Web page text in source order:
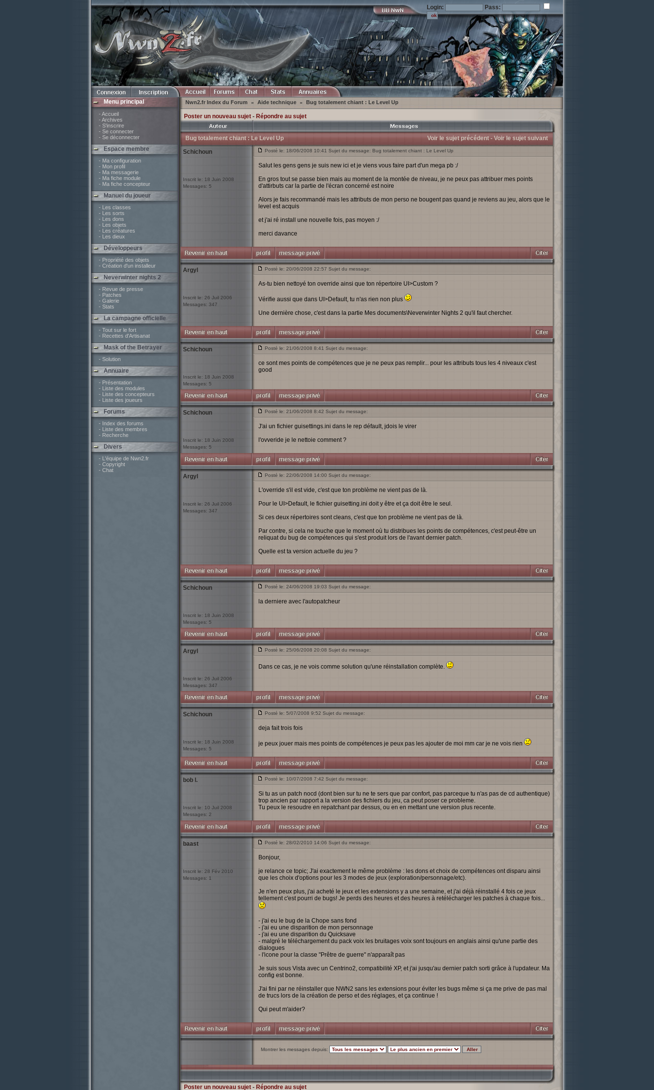
Login: Pass:
Menu principal
- Accueil
- Archives
- S'inscrire
- Se connecter
- Se déconnecter
Espace membre
- Ma configuration
- Mon profil
- Ma messagerie
- Ma fiche module
- Ma fiche concepteur
Manuel du joueur
- Les classes
- Les sorts
- Les dons
- Les objets
- Les créatures
- Les dieux
Développeurs
- Propriété des objets
- Création d'un installeur
Neverwinter nights 2
- Revue de presse
- Patches
- Galerie
- Stats
La campagne officielle
- Tout sur le fort
- Recettes d'Artisanat
Mask of the Betrayer
- Solution
Annuaire
- Présentation
- Liste des modules
- Liste des concepteurs
- Liste des joueurs
Forums
- Index des forums
- Liste des membres
- Recherche
Divers
- L'équipe de Nwn2.fr
- Copyright
- Chat
Nwn2.fr Index du Forum » Aide technique » Bug totalement chiant : Le Level Up
Poster un nouveau sujet- Répondre au sujet
Bug totalement chiant : Le Level Up Voir le sujet précédent - Voir le sujet suivant
Schichoun
Inscrit le: 18 Juin 2008
Messages: 5
Posté le: 18/06/2008 10:41 Sujet du message: Bug totalement chiant : Le Level Up
Salut les gens gens je suis new ici et je viens vous faire part d'un mega pb :/
En gros tout se passe bien mais au moment de la montée de niveau, je ne peux pas attribuer mes points
d'attirbuts car la partie de l'écran concerné est noire
Alors je fais recommandé mais les attributs de mon perso ne bougent pas quand je reviens au jeu, alors que le
level est acquis
et j'ai ré install une nouvelle fois, pas moyen :/
merci davance
Argyl
Inscrit le: 26 Juil 2006
Messages: 347
Posté le: 20/06/2008 22:57 Sujet du message:
As-tu bien nettoyé ton override ainsi que ton répertoire UI>Custom ?
Vérifie aussi que dans UI>Default, tu n'as rien non plus
Une dernière chose, c'est dans la partie Mes documents\Neverwinter Nights 2 qu'il faut chercher.
Schichoun
Inscrit le: 18 Juin 2008
Messages: 5
Posté le: 21/06/2008 8:41 Sujet du message:
ce sont mes points de compétences que je ne peux pas remplir... pour les attributs tous les 4 niveaux c'est
good
Schichoun
Inscrit le: 18 Juin 2008
Messages: 5
Posté le: 21/06/2008 8:42 Sujet du message:
J'ai un fichier guisettings.ini dans le rep défault, jdois le virer
l'ovveride je le nettoie comment ?
Argyl
Inscrit le: 26 Juil 2006
Messages: 347
Posté le: 22/06/2008 14:00 Sujet du message:
L'override s'il est vide, c'est que ton problème ne vient pas de là.
Pour le UI>Default, le fichier guisetting.ini doit y être et ça doit être le seul.
Si ces deux répertoires sont cleans, c'est que ton problème ne vient pas de là.
Par contre, si cela ne touche que le moment où tu distribues les points de compétences, c'est peut-être un
reliquat du bug de compétences qui s'est produit lors de l'avant dernier patch.
Quelle est ta version actuelle du jeu ?
Schichoun
Inscrit le: 18 Juin 2008
Messages: 5
Posté le: 24/06/2008 19:03 Sujet du message:
la derniere avec l'autopatcheur
Argyl
Inscrit le: 26 Juil 2006
Messages: 347
Posté le: 25/06/2008 20:08 Sujet du message:
Dans ce cas, je ne vois comme solution qu'une réinstallation complète.
Schichoun
Inscrit le: 18 Juin 2008
Messages: 5
Posté le: 5/07/2008 9:52 Sujet du message:
deja fait trois fois
je peux jouer mais mes points de compétences je peux pas les ajouter de moi mm car je ne vois rien
bob l.
Inscrit le: 10 Juil 2008
Messages: 2
Posté le: 10/07/2008 7:42 Sujet du message:
Si tu as un patch nocd (dont bien sur tu ne te sers que par confort, pas parceque tu n'as pas de cd authentique)
trop ancien par rapport a la version des fichiers du jeu, ca peut poser ce probleme.
Tu peux le resoudre en repatchant par dessus, ou en en mettant une version plus recente.
baast
Inscrit le: 28 Fév 2010
Messages: 1
Posté le: 28/02/2010 14:06 Sujet du message:
Bonjour,
je relance ce topic; J'ai exactement le même problème : les dons et choix de compétences ont disparu ainsi
que les choix d'options pour les 3 modes de jeux (exploration/personnage/etc).
Je n'en peux plus, j'ai acheté le jeux et les extensions y a une semaine, et j'ai déjà réinstallé 4 fois ce jeux
tellement c'est pourri de bugs! Je perds des heures et des heures à retélécharger les patches à chaque fois...
- j'ai eu le bug de la Chope sans fond
- j'ai eu une disparition de mon personnage
- j'ai eu une disparition du Quicksave
- malgré le téléchargement du pack voix les bruitages voix sont toujours en anglais ainsi qu'une partie des
dialogues
- l'icone pour la classe "Prêtre de guerre" n'apparaît pas
Je suis sous Vista avec un Centrino2, compatibilité XP, et j'ai jusqu'au dernier patch sorti grâce à l'updateur. Ma
config est bonne.
J'ai fini par ne réinstaller que NWN2 sans les extensions pour éviter les bugs même si ça me prive de pas mal
de trucs lors de la création de perso et des réglages, et ça continue !
Qui peut m'aider?
Montrer les messages depuis:
Poster un nouveau sujet- Répondre au sujet